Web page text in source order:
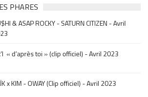
PHARES
& ASAP ROCKY - SATURN CITIZEN - Avril
« d’après toi » (clip officiel) - Avril 2023
x KIM - OWAY (Clip officiel) - Avril 2023